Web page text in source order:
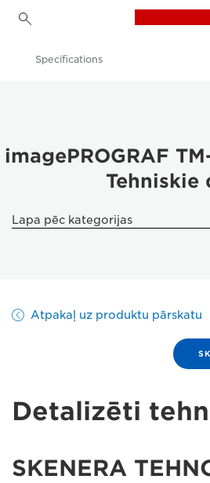
Produkti uzņēmumiem
High-Quality Large Format Printers for CAD/GIS and Stunning Graphics
Specifications
imagePROGRAF
Tehniskie
Lapa pēc kategorijas
Atpakaļ uz produktu pārskatu
Detalizēti
SKENERA